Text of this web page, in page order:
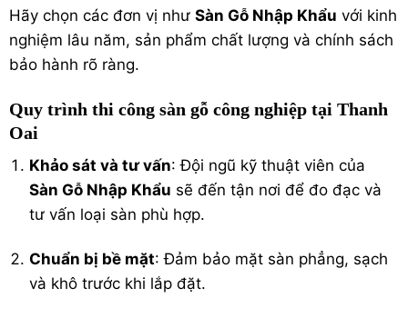
Hãy chọn các đơn vị như Sàn Gỗ Nhập Khẩu với kinh
nghiệm lâu năm, sản phẩm chất lượng và chính sách
bảo hành rõ ràng.
Quy trình thi công sàn gỗ công nghiệp tại Thanh
Oai
Khảo sát và tư vấn: Đội ngũ kỹ thuật viên của
Sàn Gỗ Nhập Khẩu sẽ đến tận nơi để đo đạc và
tư vấn loại sàn phù hợp.
Chuẩn bị bề mặt: Đảm bảo mặt sàn phẳng, sạch
và khô trước khi lắp đặt.